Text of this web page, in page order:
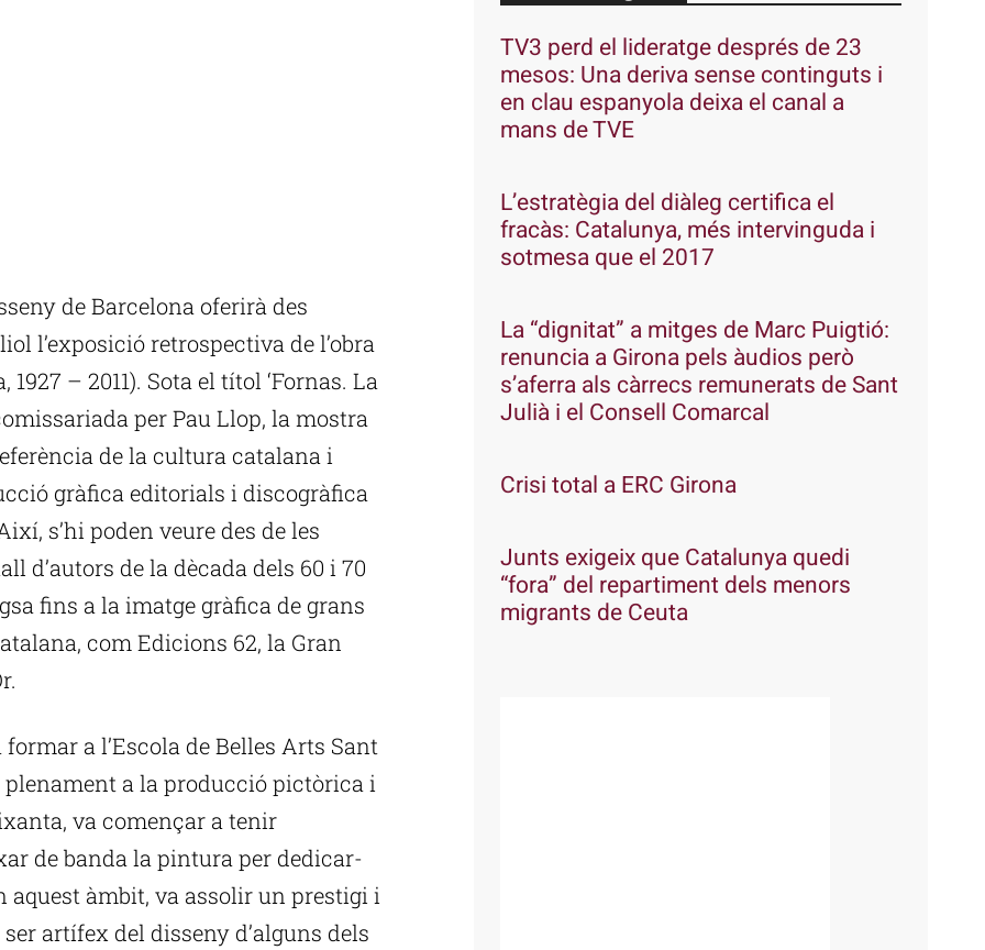
de Barcelona oferirà des
l’exposició retrospectiva de l’obra
– 2011). Sota el títol ‘Fornas. La
per Pau Llop, la mostra
de la cultura catalana i
gràfica editorials i discogràfica
s’hi poden veure des de les
d’autors de la dècada dels 60 i 70
fins a la imatge gràfica de grans
com Edicions 62, la Gran
a l’Escola de Belles Arts Sant
a la producció pictòrica i
va començar a tenir
de banda la pintura per dedicar-
àmbit, va assolir un prestigi i
artífex del disseny d’alguns dels
TV3 perd el lideratge després de 23
mesos: Una deriva sense continguts i
en clau espanyola deixa el canal a
mans de TVE
L’estratègia del diàleg certifica el
fracàs: Catalunya, més intervinguda i
sotmesa que el 2017
La “dignitat” a mitges de Marc Puigtió:
renuncia a Girona pels àudios però
s’aferra als càrrecs remunerats de Sant
Julià i el Consell Comarcal
Crisi total a ERC Girona
Junts exigeix que Catalunya quedi
“fora” del repartiment dels menors
migrants de Ceuta